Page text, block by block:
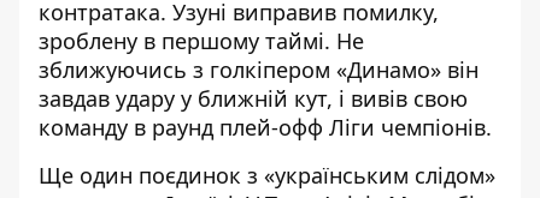
контратака. Узуні виправив помилку,
зроблену в першому таймі. Не
зближуючись з голкіпером «Динамо» він
завдав удару у ближній кут, і вивів свою
команду в раунд плей-офф Ліги чемпіонів.
Ще один поєдинок з «українським слідом»